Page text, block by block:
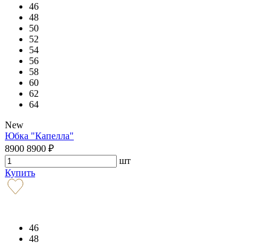
46
48
50
52
54
56
58
60
62
64
New
Юбка "Капелла"
8900 8900 ₽
шт
Купить
46
48